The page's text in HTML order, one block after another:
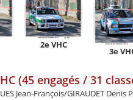
2e VHC
3e
(45 engagés / 31
Jean-François/GIRAUDET Denis